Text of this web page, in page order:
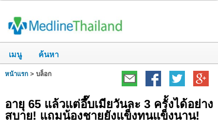
เมนู ค้นหา
หน้าแรก > บล็อก
อายุ 65 แล้วแต่อึ๊บเมียวันละ 3 ครั้งได้อย่าง
สบาย! แถมน้องชายยังแข็งทนแข็งนาน!